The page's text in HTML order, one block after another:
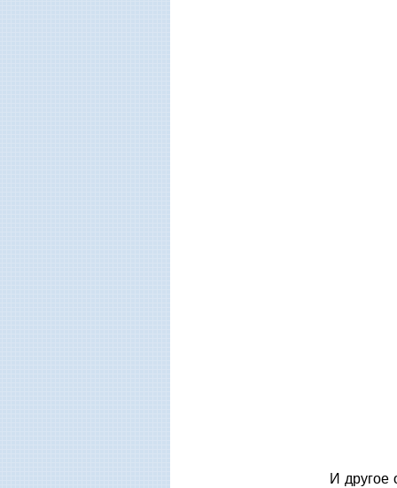
И во
И
И в
И
И
И другое